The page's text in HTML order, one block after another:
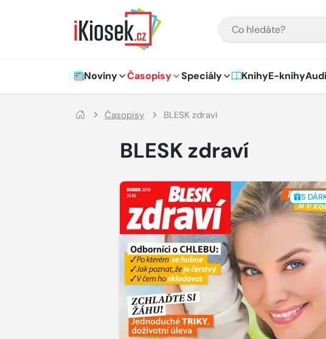
Hlavní navigace
Noviny Časopisy Speciály KnihyE-knihy
Časopisy BLESK zdraví
BLESK zdraví
S